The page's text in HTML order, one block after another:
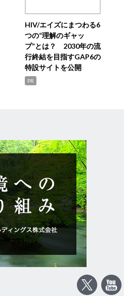
HIV/エイズにまつわる6
つの“理解のギャッ
プ”とは？ 2030年の流
行終結を目指すGAP6の
特設サイトを公開
PR